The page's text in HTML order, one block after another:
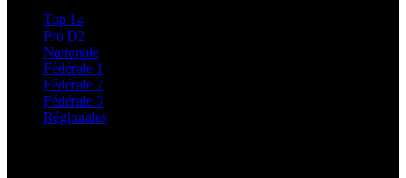
Top 14
Pro D2
Nationale
Fédérale 1
Fédérale 2
Fédérale 3
Régionales